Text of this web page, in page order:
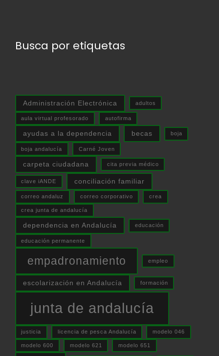
Busca por etiquetas
Administración Electrónica adultos
aula virtual profesorado autofirma
ayudas a la dependencia becas boja
boja andalucía Carné Joven
carpeta ciudadana cita previa médico
clave iANDE conciliación familiar
correo andaluz correo corporativo crea
crea junta de andalucía
dependencia en Andalucía educación
educación permanente
empadronamiento empleo
escolarización en Andalucía formación
junta de andalucía
justicia licencia de pesca Andalucía modelo 046
modelo 600 modelo 621 modelo 651